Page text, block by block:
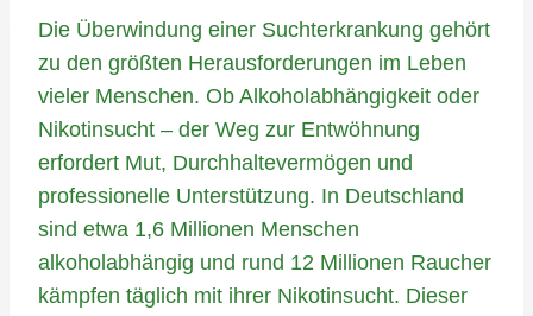
Die Überwindung einer Suchterkrankung gehört
zu den größten Herausforderungen im Leben
vieler Menschen. Ob Alkoholabhängigkeit oder
Nikotinsucht – der Weg zur Entwöhnung
erfordert Mut, Durchhaltevermögen und
professionelle Unterstützung. In Deutschland
sind etwa 1,6 Millionen Menschen
alkoholabhängig und rund 12 Millionen Raucher
kämpfen täglich mit ihrer Nikotinsucht. Dieser